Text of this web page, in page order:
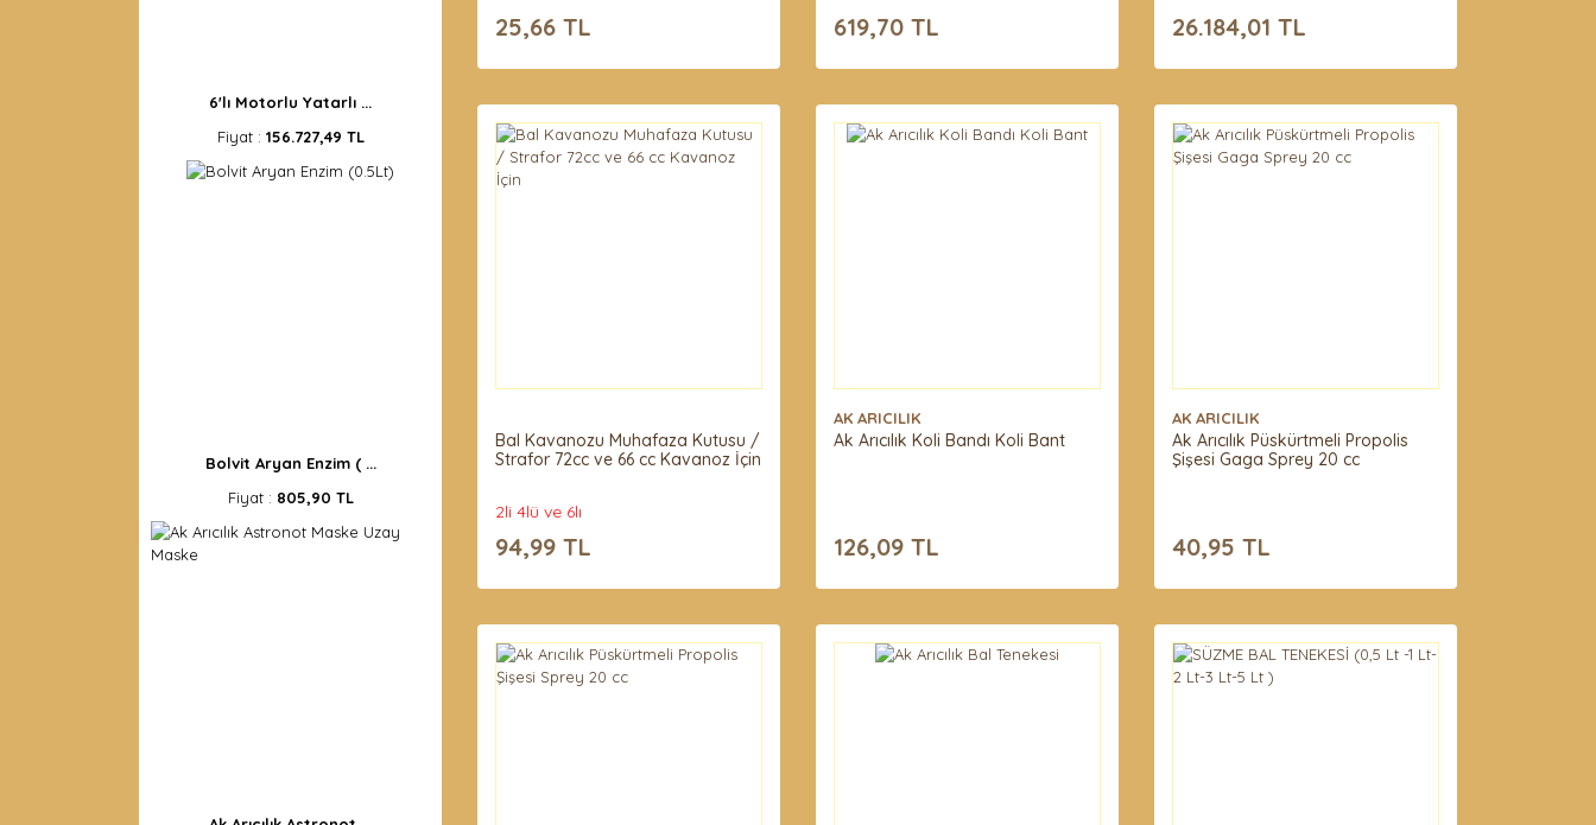
6'lı Motorlu Yatarlı ...
Fiyat : 156.727,49 TL
Bolvit Aryan Enzim ( ...
Fiyat : 805,90 TL
25,66 TL 619,70 TL 26.184,01 TL
Bal Kavanozu Muhafaza Kutusu /
Strafor 72cc ve 66 cc Kavanoz İçin
2li 4lü ve 6lı
94,99 TL
AK ARICILIK
Ak Arıcılık Koli Bandı Koli Bant
126,09 TL
AK ARICILIK
Ak Arıcılık Püskürtmeli Propolis
Şişesi Gaga Sprey 20 cc
40,95 TL